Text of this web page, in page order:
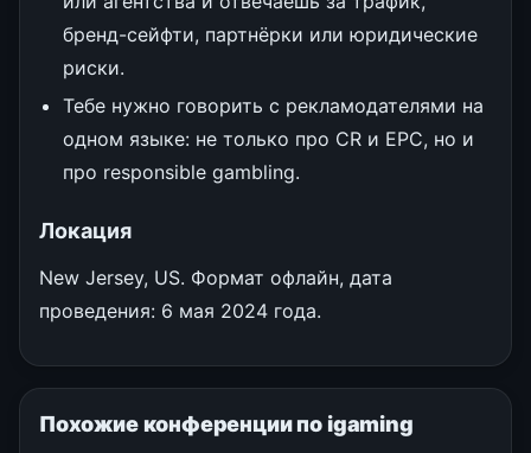
бренд-сейфти, партнёрки или юридические
риски.
Тебе нужно говорить с рекламодателями на
одном языке: не только про CR и EPC, но и
про responsible gambling.
Локация
New Jersey, US. Формат офлайн, дата
проведения: 6 мая 2024 года.
Похожие конференции по igaming